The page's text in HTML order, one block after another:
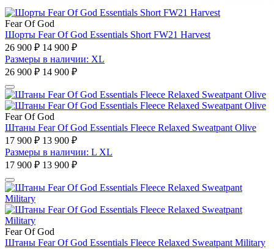
Fear Of God
Шорты Fear Of God Essentials Short FW21 Harvest
26 900 ₽ 14 900 ₽
Размеры в наличии: XL
26 900 ₽ 14 900 ₽
Fear Of God
Штаны Fear Of God Essentials Fleece Relaxed Sweatpant Olive
17 900 ₽ 13 900 ₽
Размеры в наличии: L XL
17 900 ₽ 13 900 ₽
Fear Of God
Штаны Fear Of God Essentials Fleece Relaxed Sweatpant Military